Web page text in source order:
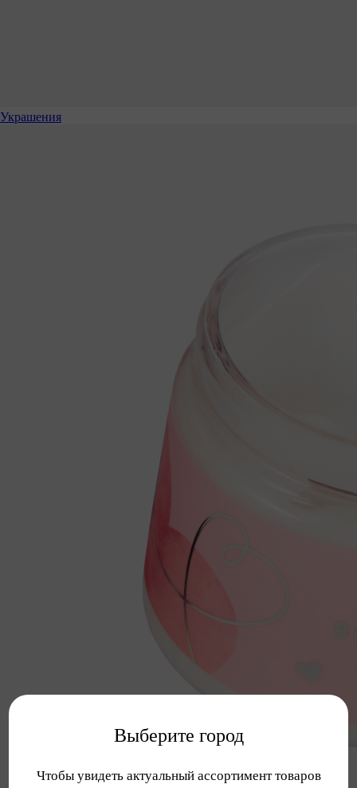
Украшения
Выберите город
Чтобы увидеть актуальный ассортимент товаров